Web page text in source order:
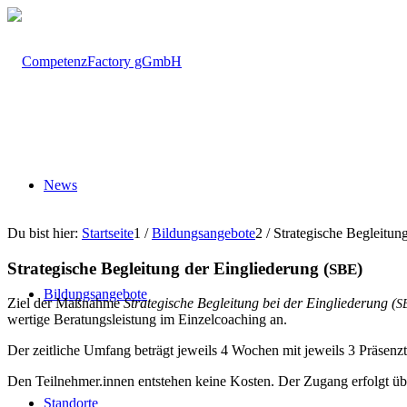
News
Bil­dungs­an­ge­bo­te
Stand­or­te
Du bist hier: Startseite1 / Bil­dungs­an­ge­bo­te2 / Stra­te­gi­sche
Stra­te­gi­sche Beglei­tung der Ein­glie­de­rung (SBE)
Ziel der Maß­nah­meStra­te­gi­sche Beglei­tung bei der Ein­glie­de­rung (
wer­ti­ge Bera­tungs­leis­tung im Ein­zel­coa­ching an.
Der zeit­li­che Umfang beträgt jeweils 4 Wochen mit jeweils 3
Den Teilnehmer.innen ent­ste­hen kei­ne Kos­ten. Der Zugang erfolgt